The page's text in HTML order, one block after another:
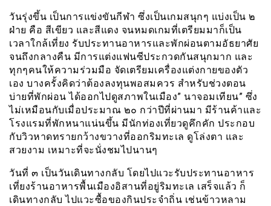
วันรุ่งขึ้น เป็นการแข่งขันกีฬา ซึ่งเป็นเกมสนุกๆ แบ่งเป็น ๒
ฝ่าย คือ สีเขียว และสีแดง จนหมดเกมที่เตรียมมาก็เป็น
เวลาใกล้เที่ยง รับประทานอาหารและพักผ่อนตามอัธยาศัย
จนถึงกลางคืน มีการแต่งแฟนซีประกวดกันสนุกมาก และ
ทุกๆคนให้ความร่วมมือ จัดเตรียมเครื่องแต่งกายของตัว
เอง บางครั้งคิดว่าต้องลงทุนพอสมควร สำหรับช่วงตอน
บ่ายที่พักผ่อน ได้ออกไปดูสภาพในเมือง” นาจอมเทียน” ซึ่ง
ไม่เหมือนกับเมื่อประมาณ ๒๐ กว่าปีที่ผ่านมา มีร้านค้าและ
โรงแรมที่พักหนาแน่นขึ้น มีนักท่องเที่ยวดูคึกคัก ประกอบ
กับวิวหาดทรายกว้างขวางที่ออกริมทะเล ดูโล่งตา และ
สวยงาม เหมาะที่จะนั่งชมไปนานๆ
วันที่ ๓ เป็นวันเดินทางกลับ โดยไปแวะรับประทานอาหาร
เที่ยงร้านอาหารพื้นเมืองอิสานที่อยู่ริมทะเล เสร็จแล้ว ก็
เดินทางกลับ ไปแวะซื้อของกินประจำถิ่น เช่นข้าวหลาม